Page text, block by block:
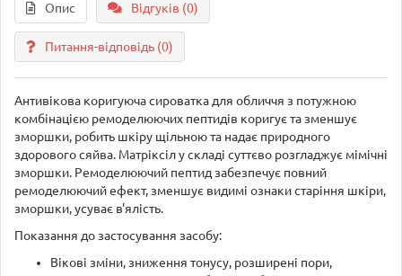
Опис Відгуків (0)
Питання-відповідь (0)
Антивікова коригуюча сироватка для обличчя з потужною
комбінацією ремоделюючих пептидів коригує та зменшує
зморшки, робить шкіру щільною та надає природного
здорового сяйва. Матріксіл у складі суттєво розгладжує мімічні
зморшки. Ремоделюючий пептид забезпечує повний
ремоделюючий ефект, зменшує видимі ознаки старіння шкіри,
зморшки, усуває в'ялість.
Показання до застосування засобу:
Вікові зміни, зниження тонусу, розширені пори,